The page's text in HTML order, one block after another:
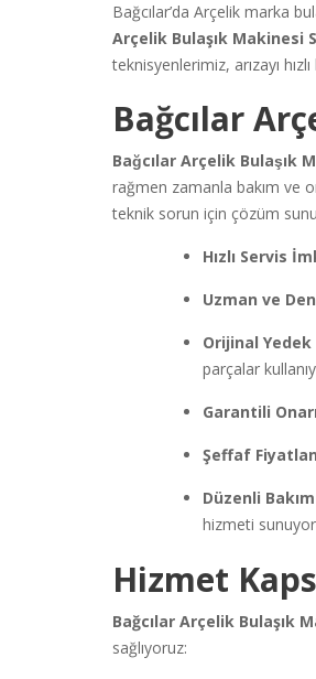
Bağcılar’da Arçelik marka
Arçelik Bulaşık Makinesi
teknisyenlerimiz, arızayı
Bağcılar
Bağcılar Arçelik Bulaşık
rağmen zamanla bakım ve
teknik sorun için çözüm
Hızlı Servis
Uzman ve
Orijinal Yedek
parçalar
Garantili
Şeffaf
Düzenli
hizmeti
Hizmet
Bağcılar Arçelik Bulaşık
sağlıyoruz: